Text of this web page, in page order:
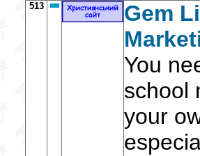
513
Gem
You
school
your